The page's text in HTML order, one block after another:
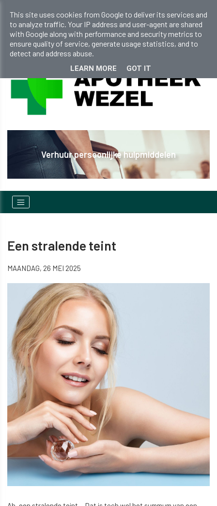
apotheekwezel@gmail.com
+32 (0)14 810 298
Verhuur persoonlijke hulpmiddelen
Een stralende teint
MAANDAG, 26 MEI 2025
This site uses cookies from Google to deliver its services and
to analyze traffic. Your IP address and user-agent are shared
with Google along with performance and security metrics to
ensure quality of service, generate usage statistics, and to
detect and address abuse.
LEARN MORE GOT IT